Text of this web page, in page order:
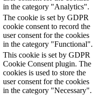
in the category "Analytics".
The cookie is set by GDPR
cookie consent to record the
user consent for the cookies
in the category "Functional".
This cookie is set by GDPR
Cookie Consent plugin. The
cookies is used to store the
user consent for the cookies
in the category "Necessary".